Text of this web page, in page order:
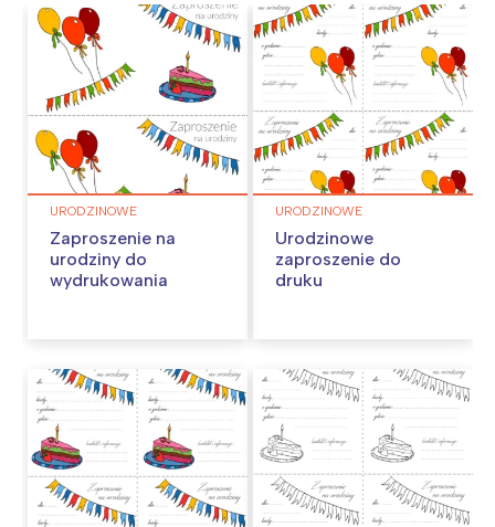
URODZINOWE
Zaproszenie na
urodziny do
wydrukowania
URODZINOWE
Urodzinowe
zaproszenie do
druku